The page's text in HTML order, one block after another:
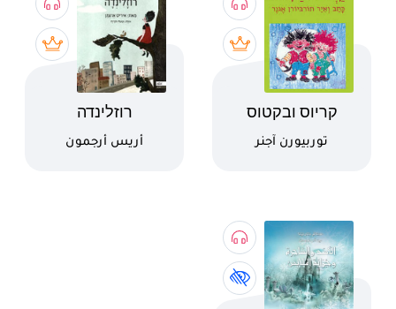
اسم الكتاب
קריוס ובקטוס
كاتب
توربيورن آجنر
اسم الكتاب
רוזלינדה
كاتب
أريس أرجمون